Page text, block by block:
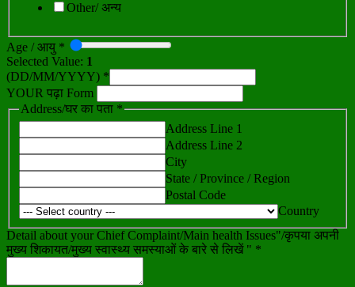
Other/ अन्य
Age / आयु *
Selected Value: 1
(DD/MM/YYYY) *
YOUR पढ़ा Form
Address/घर का पता *
Address Line 1
Address Line 2
City
State / Province / Region
Postal Code
Country
Detail about your Chief Complaint/Main health Issues"/कृपया अपनी
मुख्य शिकायत/मुख्य स्वास्थ्य समस्याओं के बारे से लिखें " *